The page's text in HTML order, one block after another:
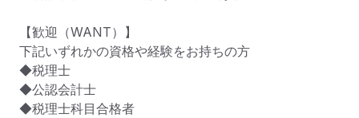
【歓迎（WANT）】
下記いずれかの資格や経験をお持ちの方
◆税理士
◆公認会計士
◆税理士科目合格者